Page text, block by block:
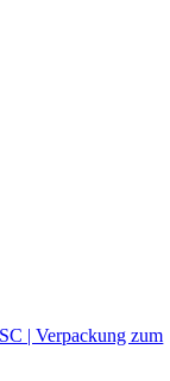
| Verpackung zum